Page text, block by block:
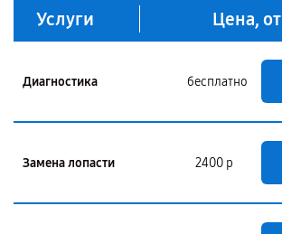
Услуги Цена, от
Диагностика бесплатно
Замена лопасти 2400 р